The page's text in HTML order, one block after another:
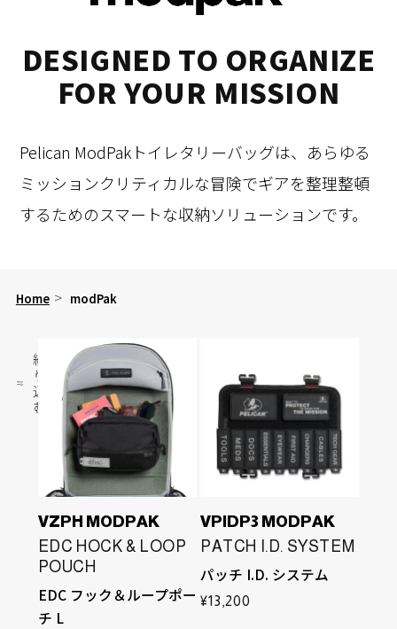
DESIGNED TO ORGANIZE
FOR YOUR MISSION
Pelican ModPakトイレタリーバッグは、あらゆる
ミッションクリティカルな冒険でギアを整理整頓
するためのスマートな収納ソリューションです。
Home modPak
絞
り
込
む
1
個
の
商
品
VZPH MODPAK
EDC HOCK & LOOP
POUCH
EDC フック＆ループポー
チ L
VPIDP3 MODPAK
PATCH I.D. SYSTEM
パッチ I.D. システム
通
¥13,200